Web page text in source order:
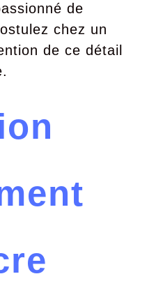
de
chez un
de ce détail